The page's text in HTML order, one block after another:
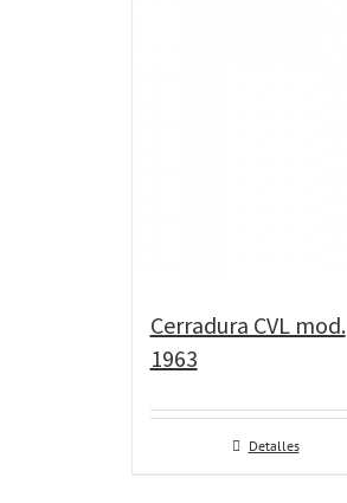
Cerradura CVL mod.
1963
Detalles